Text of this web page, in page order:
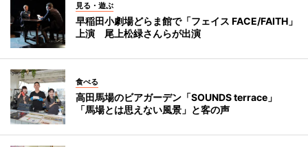
見る・遊ぶ
早稲田小劇場どらま館で「フェイス FACE/FAITH」
上演 尾上松緑さんらが出演
食べる
高田馬場のビアガーデン「SOUNDS terrace」
「馬場とは思えない風景」と客の声